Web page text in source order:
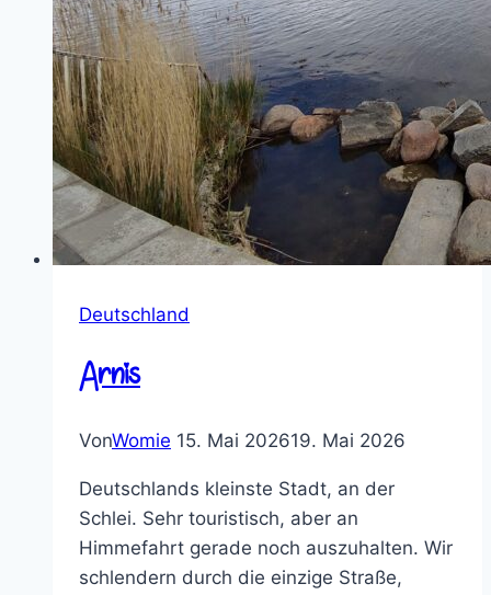
Deutschland
Arnis
VonWomie 15. Mai 202619. Mai 2026
Deutschlands kleinste Stadt, an der
Schlei. Sehr touristisch, aber an
Himmefahrt gerade noch auszuhalten. Wir
schlendern durch die einzige Straße,